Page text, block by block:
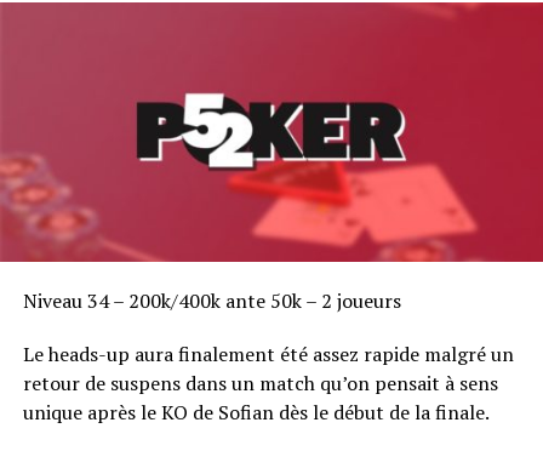
j’ai du jeter de grosses mains. Je suis déçu car j’imagine
De son côté, le joueur russe voulait vraiment la victoire
et repart avec un beau chèque et le sentiment du devoir
accompli…
Le classement complet du ACFPoker Tour Paris
DON'T MISS
ACFPoker Tour Paris : C'est reparti pour un tour
Niveau 34 – 200k/400k ante 50k – 2 joueurs
Le heads-up aura finalement été assez rapide malgré un
retour de suspens dans un match qu’on pensait à sens
unique après le KO de Sofian dès le début de la finale.